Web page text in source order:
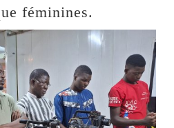
féminines.